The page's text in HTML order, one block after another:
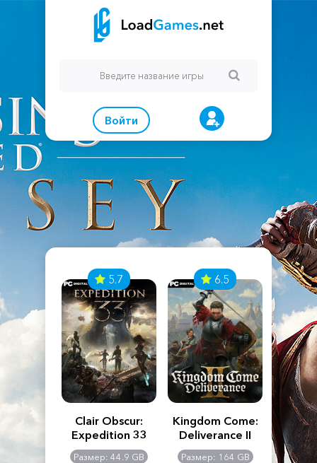
Войти
Creed
5.7
Clair Obscur:
Expedition 33
Размер: 44.9 GB
6.5
Kingdom Come:
Deliverance II
Размер: 164 GB
The